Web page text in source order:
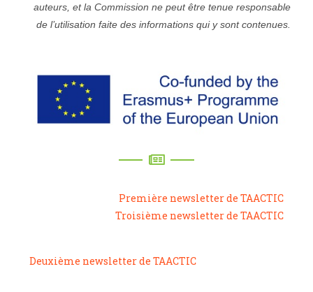
auteurs, et la Commission ne peut être tenue responsable
de l’utilisation faite des informations qui y sont contenues.
Première newsletter de TAACTIC
Troisième newsletter de TAACTIC
Deuxième newsletter de TAACTIC